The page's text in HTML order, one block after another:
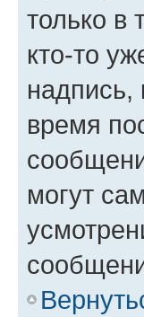
только в
кто-то
надпись,
время
могут